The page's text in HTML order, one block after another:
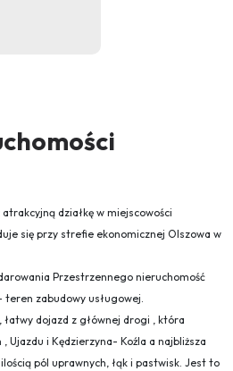
działkę w miejscowości
się przy strefie ekonomicznej Olszowa w
Przestrzennego nieruchomość
zabudowy usługowej.
łatwy dojazd z głównej drogi , która
Ujazdu i Kędzierzyna- Koźla a najbliższa
pól uprawnych, łąk i pastwisk. Jest to